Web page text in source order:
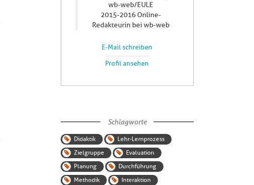
wb-web/EULE
2015-2016 Online-
Redakteurin bei wb-web
E-Mail schreiben
Profil ansehen
Schlagworte
Didaktik
Lehr-Lernprozess
Zielgruppe
Evaluation
Planung
Durchführung
Methodik
Interaktion